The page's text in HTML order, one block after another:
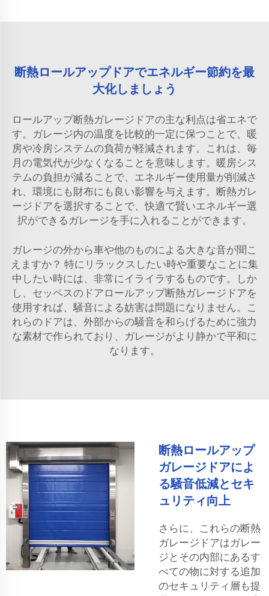
断熱ロールアップドアでエネルギー節約を最
大化しましょう
ロールアップ断熱ガレージドアの主な利点は省エネで
す。ガレージ内の温度を比較的一定に保つことで、暖
房や冷房システムの負荷が軽減されます。これは、毎
月の電気代が少なくなることを意味します。暖房シス
テムの負担が減ることで、エネルギー使用量が削減さ
れ、環境にも財布にも良い影響を与えます。断熱ガレ
ージドアを選択することで、快適で賢いエネルギー選
択ができるガレージを手に入れることができます。
ガレージの外から車や他のものによる大きな音が聞こ
えますか？ 特にリラックスしたい時や重要なことに集
中したい時には、非常にイライラするものです。しか
し、セッペスのドアロールアップ断熱ガレージドアを
使用すれば、騒音による妨害は問題になりません。こ
れらのドアは、外部からの騒音を和らげるために強力
な素材で作られており、ガレージがより静かで平和に
なります。
断熱ロールアップ
ガレージドアによ
る騒音低減とセキ
ュリティ向上
さらに、これらの断熱
ガレージドアはガレー
ジとその内部にあるす
べての物に対する追加
のセキュリティ層も提